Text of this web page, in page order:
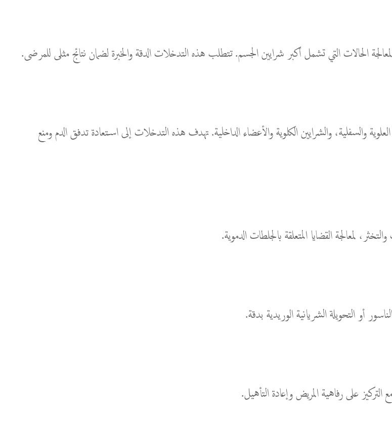
والسفلية، والشرايين الكلوية والأعضاء الداخلية. تهدف هذه التدخلات إلى استعادة تدفق الدم ومنع
لمعالجة القضايا المتعلقة بالجلطات الدموية.
أو التحويلة الشريانية الوريدية بدقة.
التركيز على رفاهية المريض وإعادة التأهيل.